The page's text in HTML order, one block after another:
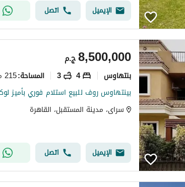
الإيميل اتصل
ج.م8,500,000
بنتهاوس 4
3 المساحة:215 متر مربع
سراى، مدينة المستقبل، القاهرة
الإيميل اتصل